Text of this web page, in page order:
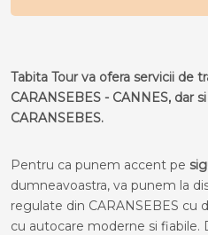
Tabita Tour va ofera servicii de
CARANSEBES - CANNES, dar
CARANSEBES.
Pentru ca punem accent pe
dumneavoastra, va punem la
regulate din CARANSEBES cu
cu autocare moderne si fiabile.